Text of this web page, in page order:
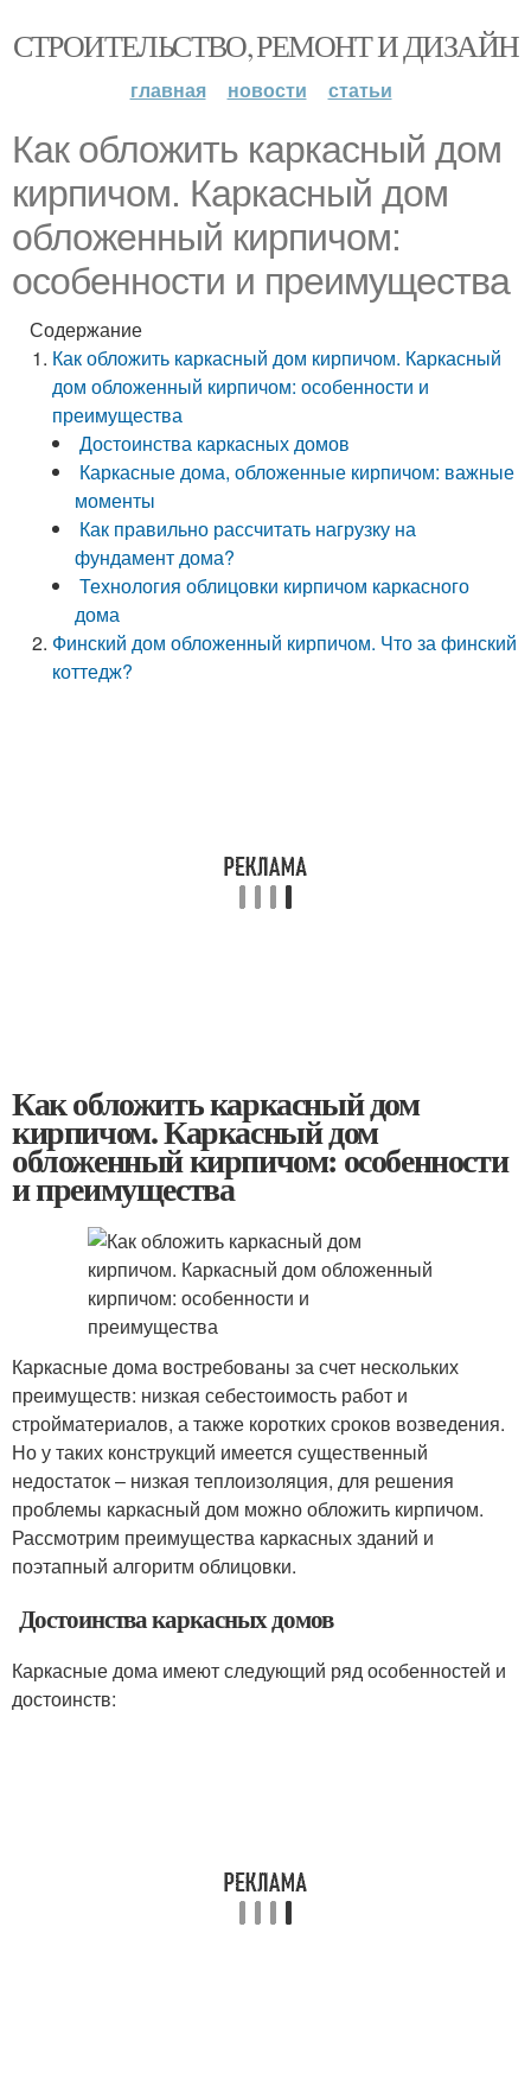
СТРОИТЕЛЬСТВО, РЕМОНТ И ДИЗАЙН
главная новости статьи
Как обложить каркасный дом
кирпичом. Каркасный дом
обложенный кирпичом:
особенности и преимущества
Содержание
Как обложить каркасный дом кирпичом. Каркасный
дом обложенный кирпичом: особенности и
преимущества
Достоинства каркасных домов
Каркасные дома, обложенные кирпичом: важные
моменты
Как правильно рассчитать нагрузку на
фундамент дома?
Технология облицовки кирпичом каркасного
дома
Финский дом обложенный кирпичом. Что за финский
коттедж?
Как обложить каркасный дом
кирпичом. Каркасный дом
обложенный кирпичом: особенности
и преимущества
Каркасные дома востребованы за счет нескольких
преимуществ: низкая себестоимость работ и
стройматериалов, а также коротких сроков возведения.
Но у таких конструкций имеется существенный
недостаток – низкая теплоизоляция, для решения
проблемы каркасный дом можно обложить кирпичом.
Рассмотрим преимущества каркасных зданий и
поэтапный алгоритм облицовки.
Достоинства каркасных домов
Каркасные дома имеют следующий ряд особенностей и
достоинств: